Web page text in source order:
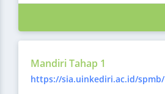
Mandiri Tahap 1
https://sia.uinkediri.ac.id/spmb/